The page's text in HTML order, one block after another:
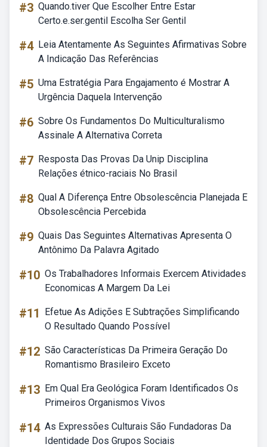
#3 Quando.tiver Que Escolher Entre Estar
Certo.e.ser.gentil Escolha Ser Gentil
#4 Leia Atentamente As Seguintes Afirmativas Sobre
A Indicação Das Referências
#5 Uma Estratégia Para Engajamento é Mostrar A
Urgência Daquela Intervenção
#6 Sobre Os Fundamentos Do Multiculturalismo
Assinale A Alternativa Correta
#7 Resposta Das Provas Da Unip Disciplina
Relações étnico-raciais No Brasil
#8 Qual A Diferença Entre Obsolescência Planejada E
Obsolescência Percebida
#9 Quais Das Seguintes Alternativas Apresenta O
Antônimo Da Palavra Agitado
#10 Os Trabalhadores Informais Exercem Atividades
Economicas A Margem Da Lei
#11
Efetue As Adições E Subtrações Simplificando
O Resultado Quando Possível
#12 São Características Da Primeira Geração Do
Romantismo Brasileiro Exceto
#13 Em Qual Era Geológica Foram Identificados Os
Primeiros Organismos Vivos
#14 As Expressões Culturais São Fundadoras Da
Identidade Dos Grupos Sociais